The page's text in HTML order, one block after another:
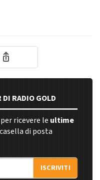
RADIO GOLD
ricevere le ultime
di posta
ISCRIVITI